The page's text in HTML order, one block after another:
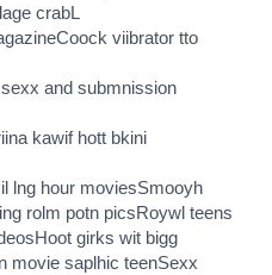
crabL
viibrator tto
and submnission
kawif hott bkini
lng hour moviesSmooyh
rolm potn picsRoywl teens
girks wit bigg
movie saplhic teenSexx